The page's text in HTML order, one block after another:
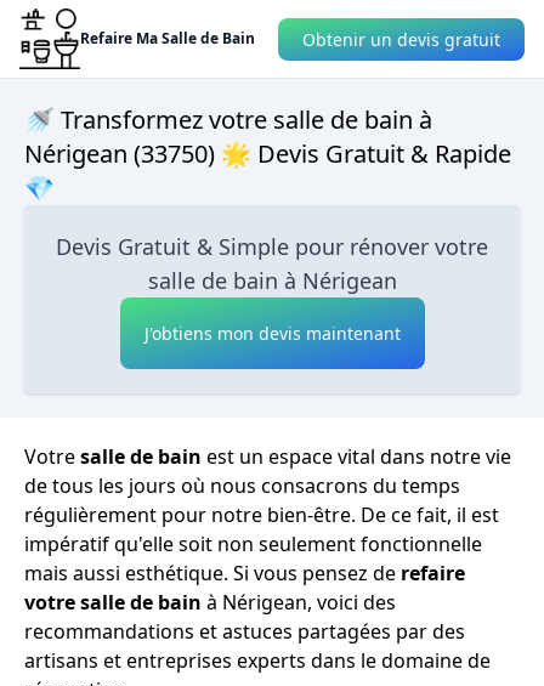
Refaire Ma Salle de Bain Obtenir un devis gratuit
🚿 Transformez votre salle de bain à
Nérigean (33750) 🌟 Devis Gratuit & Rapide
💎
Devis Gratuit & Simple pour rénover votre
salle de bain à Nérigean
J'obtiens mon devis maintenant
Votresalle de bain est un espace vital dans notre vie
de tous les jours où nous consacrons du temps
régulièrement pour notre bien-être. De ce fait, il est
impératif qu'elle soit non seulement fonctionnelle
mais aussi esthétique. Si vous pensez de refaire
votre salle de bain à Nérigean, voici des
recommandations et astuces partagées par des
artisans et entreprises experts dans le domaine de